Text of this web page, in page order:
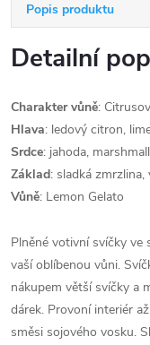
Popis produktu
Detailní
Charakter vůně:
Hlava: ledový citron,
Srdce: jahoda,
Základ: sladká
Vůně: Lemon Gelato
Plněné votivní svíčky ve
vaší oblíbenou vůni.
nákupem větší svíčky a
dárek. Provoní interiér
směsi sojového vosku.